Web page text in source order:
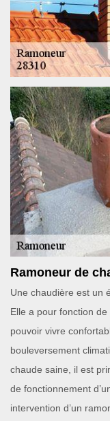
Ramoneur de
Une chaudière est un
Elle a pour fonction
pouvoir vivre
bouleversement
chaude saine, il est
de fonctionnement
intervention d’un